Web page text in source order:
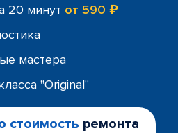
20 минут от 590 ₽
мастера
"Original"
стоимость ремонта